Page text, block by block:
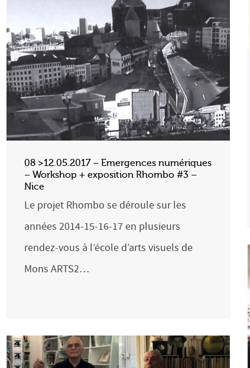
08 >12.05.2017 – Emergences numériques
– Workshop + exposition Rhombo #3 –
Nice
Le projet Rhombo se déroule sur les
années 2014-15-16-17 en plusieurs
rendez-vous à l’école d’arts visuels de
Mons ARTS2…